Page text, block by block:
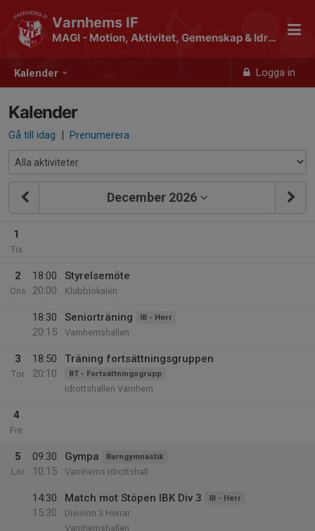
Kalender Logga in
Varnhems IF
MAGI - Motion, Aktivitet, Gemenskap & Idrott
Kalender
Gå till idag | Prenumerera
December 2026
1
Tis
2
Ons
18:00
20:00
Styrelsemöte
Klubblokalen
18:30
20:15
Seniorträning IB - Herr
Varnhemshallen
3
Tor
18:50
20:10
Träning fortsättningsgruppen
BT - Fortsättningsgrupp
Idrottshallen Varnhem
4
Fre
5
Lör
09:30
10:15
Gympa Barngymnastik
Varnhems idrottshall
14:30
15:30
Match mot Stöpen IBK Div 3 IB - Herr
Division 3 Herrar
Varnhemshallen